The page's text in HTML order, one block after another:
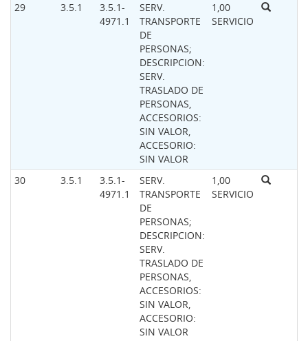
29 3.5.1
3.5.1-
4971.1
SERV.
TRANSPORTE
DE
PERSONAS;
DESCRIPCION:
SERV.
TRASLADO DE
PERSONAS,
ACCESORIOS:
SIN VALOR,
ACCESORIO:
SIN VALOR
1,00
SERVICIO
30 3.5.1
3.5.1-
4971.1
SERV.
TRANSPORTE
DE
PERSONAS;
DESCRIPCION:
SERV.
TRASLADO DE
PERSONAS,
ACCESORIOS:
SIN VALOR,
ACCESORIO:
SIN VALOR
1,00
SERVICIO